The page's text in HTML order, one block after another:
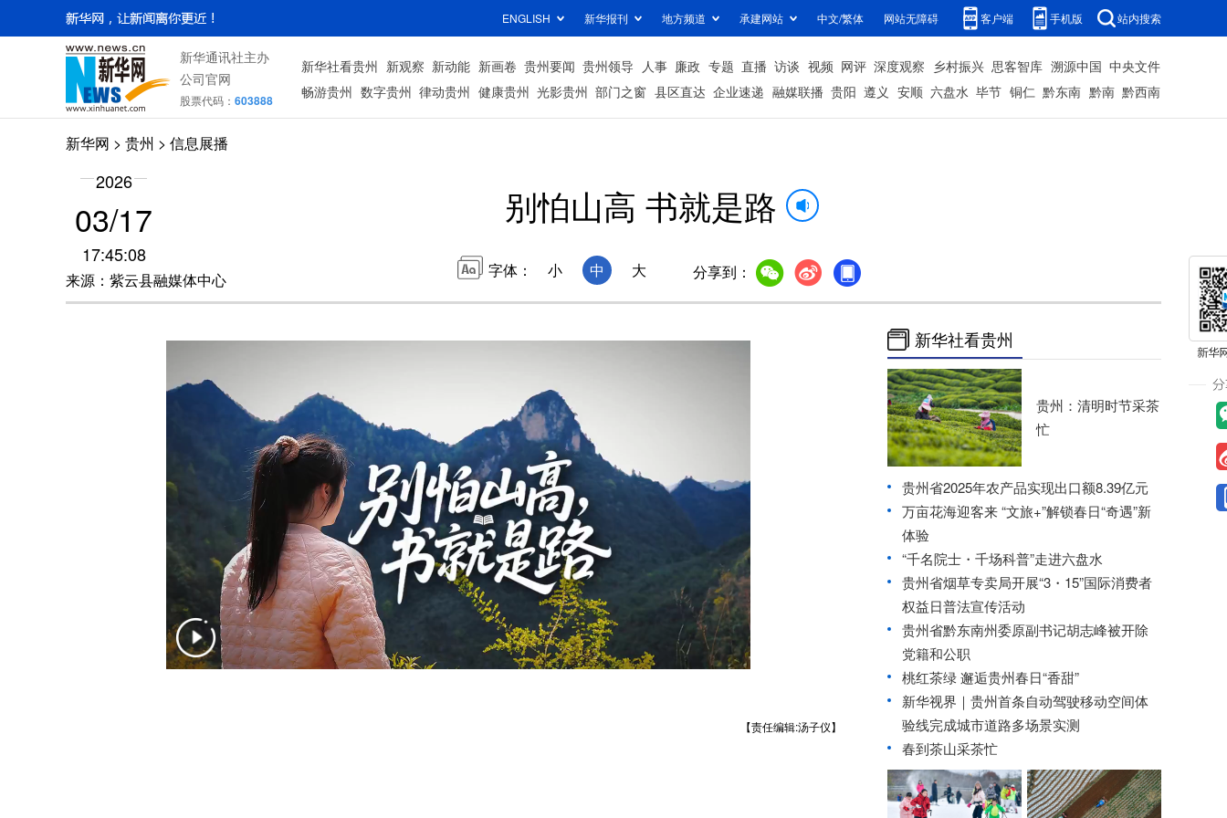
ENGLISH 新华报刊 地方频道 承建网站 中文/繁体 网站无障碍 客户端 手机版 站内搜索
新华通讯社主办
公司官网
股票代码： 603888
新华社看贵州 新观察 新动能 新画卷 贵州要闻 贵州领导 人事 廉政 专题 直播 访谈 视频 网评 深度观察 乡村振兴 思客智库 溯源中国 中央文件
畅游贵州 数字贵州 律动贵州 健康贵州 光影贵州 部门之窗 县区直达 企业速递 融媒联播 贵阳 遵义 安顺 六盘水 毕节 铜仁 黔东南 黔南 黔西南
新华网 > 贵州 > 信息展播
2026
03/17
17:45:08
来源：紫云县融媒体中心
别怕山高 书就是路
字体： 小 中 大 分享到：
【责任编辑:汤子仪】
新华社看贵州
贵州：清明时节采茶
忙
贵州省2025年农产品实现出口额8.39亿元
万亩花海迎客来 “文旅+”解锁春日“奇遇”新
体验
“千名院士・千场科普”走进六盘水
贵州省烟草专卖局开展“3・15”国际消费者
权益日普法宣传活动
贵州省黔东南州委原副书记胡志峰被开除
党籍和公职
桃红茶绿 邂逅贵州春日“香甜”
新华视界｜贵州首条自动驾驶移动空间体
验线完成城市道路多场景实测
春到茶山采茶忙